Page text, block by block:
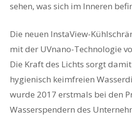
sehen, was sich im Inneren
Die neuen InstaView-
mit der UVnano-Technologie
Die Kraft des Lichts sorgt
hygienisch keimfreien
wurde 2017 erstmals bei den
Wasserspendern des